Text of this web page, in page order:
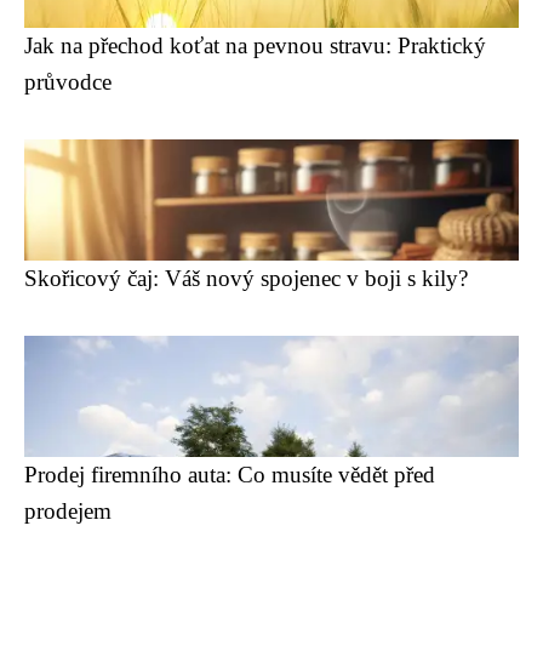
Jak na přechod koťat na pevnou stravu: Praktický
průvodce
Skořicový čaj: Váš nový spojenec v boji s kily?
Prodej firemního auta: Co musíte vědět před
prodejem